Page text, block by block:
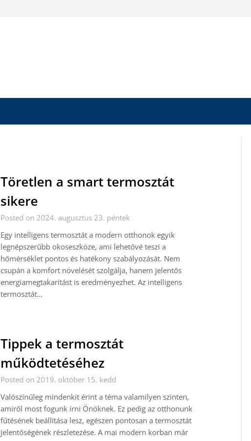
Töretlen a smart termosztát
sikere
Posted on 2024. augusztus 23. péntek
Egy intelligens termosztát a modern otthonok egyik
legnépszerűbb okoseszköze, ami lehetővé teszi a
hőmérséklet pontos és hatékony szabályozását. Nem
csupán a komfort növelését szolgálja, hanem jelentős
energiamegtakarítást is eredményezhet. Az intelligens
termosztát…
Tippek a termosztát
működtetéséhez
Posted on 2019. október 15. kedd
Valószínűleg mindenkit érint a téma valamilyen szinten,
amiről most fogunk írni Önöknek. Ez pedig az otthonunk
fűtésének beállítása lesz, egészen pontosan a termosztát
jelentőségének részletezése. A mai modern korban már